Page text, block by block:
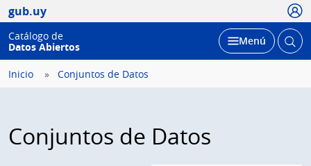
gub.uy
Catálogo de
Datos Abiertos
Desplegar
Menú Abrir
Inicio Conjuntos de Datos
Conjuntos de Datos